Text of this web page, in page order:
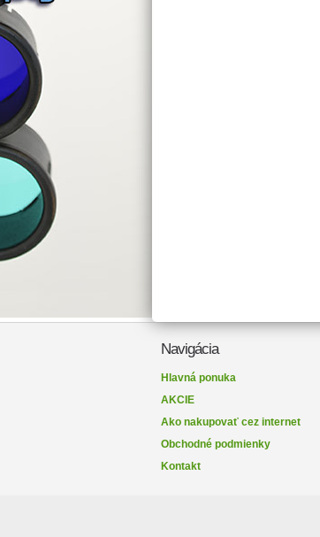
Navigácia
Hlavná ponuka
AKCIE
Ako nakupovať cez internet
Obchodné podmienky
Kontakt